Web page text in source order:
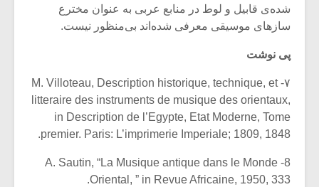
شده‌ی قابیل و لوط در منابع عربی به عنوان مخترع
سازهای موسیقی معرفی شده‌اند بی‌منظور نیست.
پی نوشت
۷- M. Villoteau, Description historique, technique, et
litteraire des instruments de musique des orientaux,
in Description de l’Egypte, Etat Moderne, Tome
premier. Paris: L’imprimerie Imperiale; 1809, 1848.
8- A. Sautin, “La Musique antique dans le Monde
Oriental, ” in Revue Africaine, 1950, 333.